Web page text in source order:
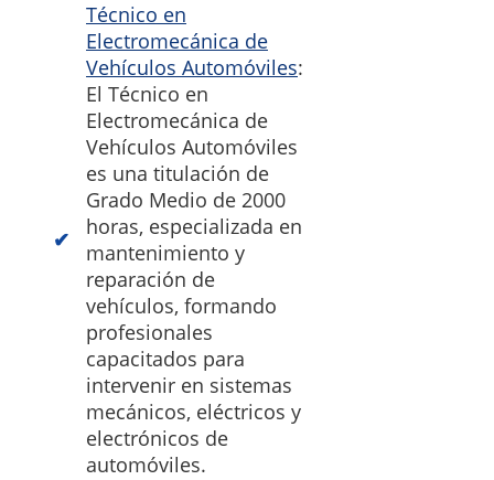
Técnico en
Electromecánica de
Vehículos Automóviles:
El Técnico en
Electromecánica de
Vehículos Automóviles
es una titulación de
Grado Medio de 2000
horas, especializada en
mantenimiento y
reparación de
vehículos, formando
profesionales
capacitados para
intervenir en sistemas
mecánicos, eléctricos y
electrónicos de
automóviles.